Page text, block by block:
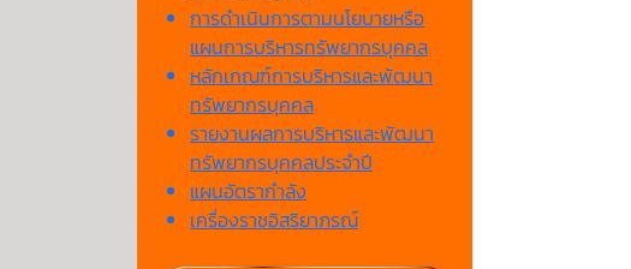
การดำเนินการตามนโยบายหรือ
แผนการบริหารทรัพยากรบุคคล
หลักเกณฑ์การบริหารและพัฒนา
ทรัพยากรบุคคล
รายงานผลการบริหารและพัฒนา
ทรัพยากรบุคคลประจำปี
แผนอัตรากำลัง
เครื่องราชอิสริยาภรณ์